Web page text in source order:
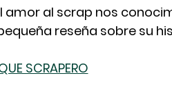
amor al scrap nos
reseña sobre su
SCRAPERO